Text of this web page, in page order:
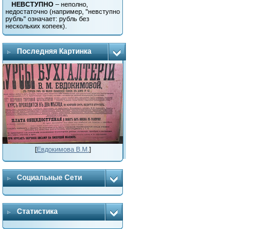
НЕВСТУПНО – неполно,
недостаточно (например, "невступно
рубль" означает: рубль без
нескольких копеек).
Последняя Картинка
[Евдокимова В.М. ]
Социальные Сети
Статистика